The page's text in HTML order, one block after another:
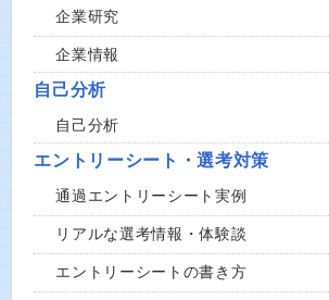
企業研究
企業情報
自己分析
自己分析
エントリーシート・選考対策
通過エントリーシート実例
リアルな選考情報・体験談
エントリーシートの書き方